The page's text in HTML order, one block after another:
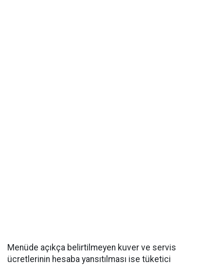
Menüde açıkça belirtilmeyen kuver ve servis
ücretlerinin hesaba yansıtılması ise tüketici